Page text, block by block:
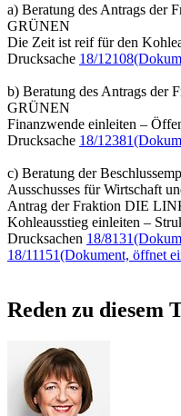
a) Beratung des Antrags der
GRÜNEN
Die Zeit ist reif für den
Drucksache 18/12108
b) Beratung des Antrags
GRÜNEN
Finanzwende einleiten –
Drucksache 18/12381
c) Beratung der
Ausschusses für Wirtschaft
Antrag der Fraktion DIE
Kohleausstieg einleiten –
Drucksachen 18/8131
18/11151(Dokument, öffnet
Reden zu diesem